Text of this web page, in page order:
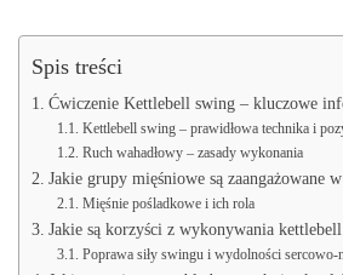
Spis treści
Ćwiczenie Kettlebell swing – kluczowe
Kettlebell swing – prawidłowa technika i
Ruch wahadłowy – zasady wykonania
Jakie grupy mięśniowe są zaangażowane
Mięśnie pośladkowe i ich rola
Jakie są korzyści z wykonywania
Poprawa siły swingu i wydolności sercowo-